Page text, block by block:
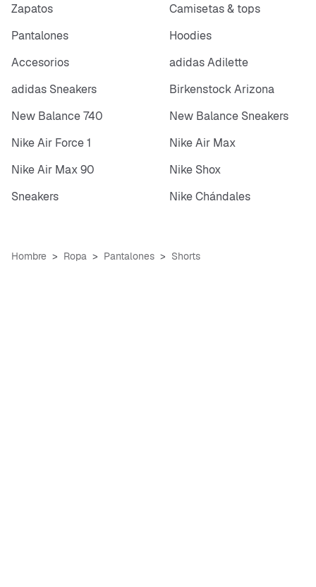
Zapatos
Camisetas & tops
Pantalones
Hoodies
Accesorios
adidas Adilette
adidas Sneakers
Birkenstock Arizona
New Balance 740
New Balance Sneakers
Nike Air Force 1
Nike Air Max
Nike Air Max 90
Nike Shox
Sneakers
Nike Chándales
Hombre Ropa Pantalones Shorts